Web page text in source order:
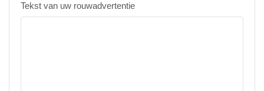
Tekst van uw rouwadvertentie